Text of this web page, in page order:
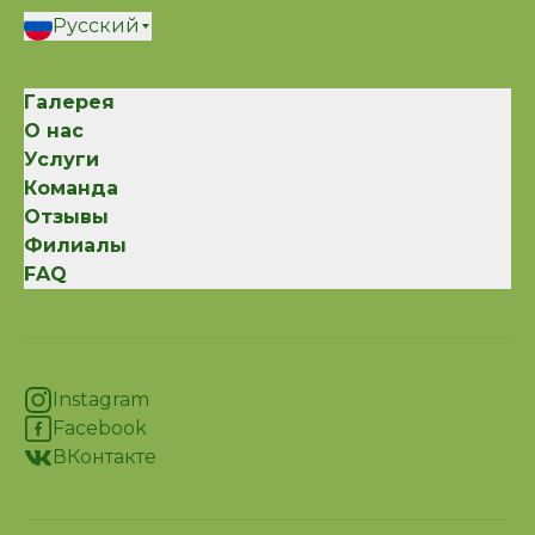
основе: - делаете гимнастику для глаз
непрерывную работу вблизи -
привычки у ребенка, - обеспечиваете
полноценное питание для
поступления в организм витаминов,
микроэлементов, минералов, глазных
группе риска (есть миопия у кого-то
из родителей), обязательно
наблюдайтесь в кабинете контроля
Русский
Галерея
О нас
Услуги
Команда
Отзывы
Филиалы
FAQ
Instagram
Facebook
ВКонтакте